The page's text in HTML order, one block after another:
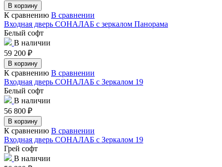
В корзину
К сравнению В сравнении
Входная дверь СОНАЛАБ с зеркалом Панорама
Белый софт
В наличии
59 200 ₽
В корзину
К сравнению В сравнении
Входная дверь СОНАЛАБ с Зеркалом 19
Белый софт
В наличии
56 800 ₽
В корзину
К сравнению В сравнении
Входная дверь СОНАЛАБ с Зеркалом 19
Грей софт
В наличии